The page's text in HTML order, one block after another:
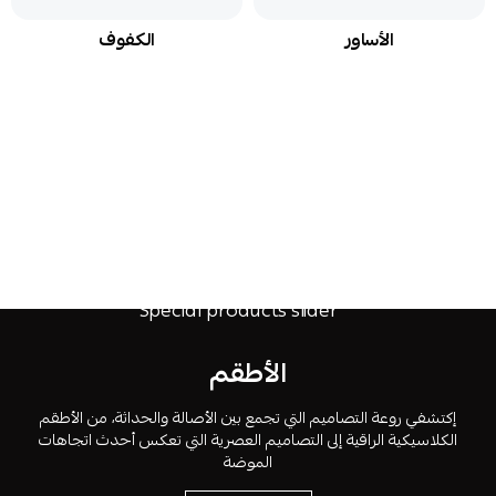
الأساور الكفوف
الأطقم
إكتشفي روعة التصاميم التي تجمع بين الأصالة والحداثة، من الأطقم
الكلاسيكية الراقية إلى التصاميم العصرية التي تعكس أحدث اتجاهات
الموضة